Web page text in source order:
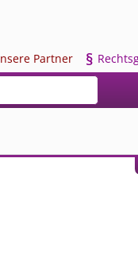
nsere Partner § R